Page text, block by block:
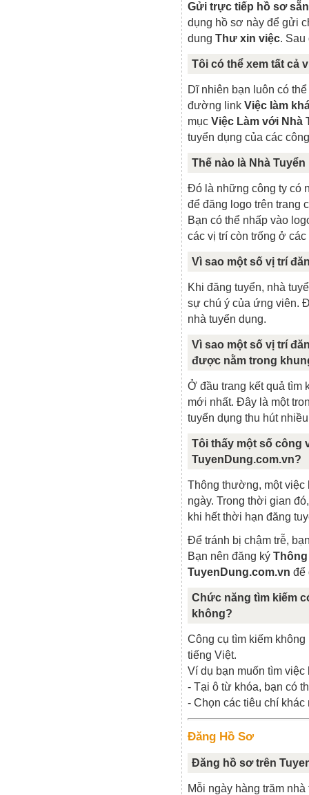
Gửi trực tiếp hồ sơ
dụng hồ sơ này để gửi
dung Thư xin việc.
Tôi có thể xem tất cả
Dĩ nhiên bạn luôn có
đường link Việc làm
mục Việc Làm với Nhà
tuyển dụng của các
Thế nào là Nhà
Đó là những công ty có
để đăng logo trên trang
Bạn có thể nhấp vào
các vị trí còn trống ở các
Vì sao một số vị trí
Khi đăng tuyển, nhà
sự chú ý của ứng viên.
nhà tuyển dụng.
Vì sao một số vị trí
được nằm trong
Ở đầu trang kết quả tìm
mới nhất. Đây là một
tuyển dụng thu hút
Tôi thấy một số công
TuyenDung.com.vn?
Thông thường, một việc
ngày. Trong thời gian
khi hết thời hạn đăng
Để tránh bị chậm trễ,
Bạn nên đăng ký Thông
TuyenDung.com.vn để
Chức năng tìm kiếm
không?
Công cụ tìm kiếm
tiếng Việt.
Ví dụ bạn muốn tìm
- Tại ô từ khóa, bạn có
- Chọn các tiêu chí khác
Đăng Hồ Sơ
Đăng hồ sơ trên
Mỗi ngày hàng trăm